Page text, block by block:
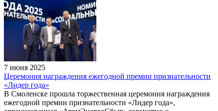
7 июня 2025
Церемония награждения ежегодной премии признательности
«Лидер года»
В Смоленске прошла торжественная церемония награждения
ежегодной премии признательности «Лидер года»,